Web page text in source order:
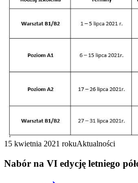
15 kwietnia 2021 rokuAktualności
Nabór na VI edycję letniego